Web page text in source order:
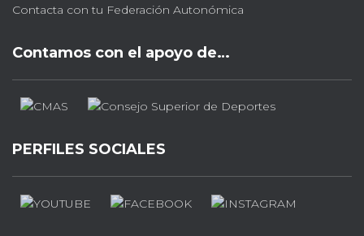
Contacta con tu Federación Autonómica
Contamos con el apoyo de…
PERFILES SOCIALES